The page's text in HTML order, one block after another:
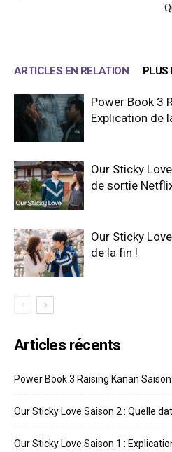
ARTICLES EN RELATION PLUS
Power Book 3
Explication de
Our Sticky
de sortie
Our Sticky
de la fin !
Articles récents
Power Book 3 Raising Kanan
Our Sticky Love Saison 2 : Quelle
Our Sticky Love Saison 1 :